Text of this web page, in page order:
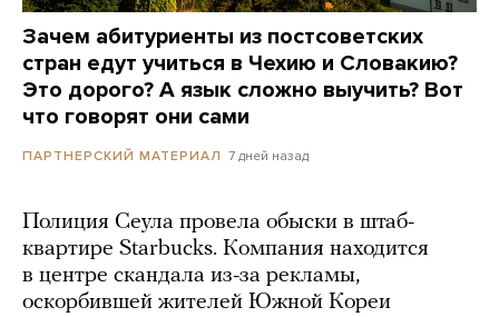
Зачем абитуриенты из постсоветских
стран едут учиться в Чехию и Словакию?
Это дорого? А язык сложно выучить? Вот
что говорят они сами
ПАРТНЕРСКИЙ МАТЕРИАЛ 7 дней назад
Полиция Сеула провела обыски в штаб-
квартире Starbucks. Компания находится
в центре скандала из-за рекламы,
оскорбившей жителей Южной Кореи